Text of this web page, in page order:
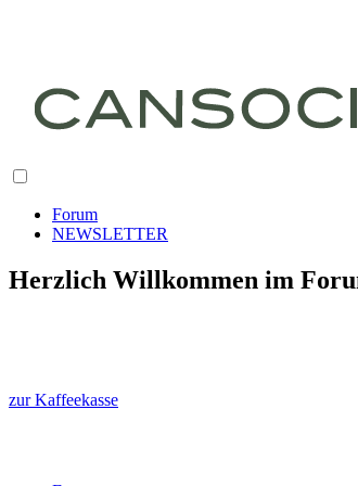
Forum
NEWSLETTER
Herzlich Willkommen im
zur Kaffeekasse